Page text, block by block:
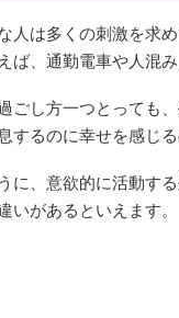
人は多くの刺激を求
ば、通勤電車や人混
ごし方一つとっても
するのに幸せを感じる
に、意欲的に活動す
いがあるといえます。